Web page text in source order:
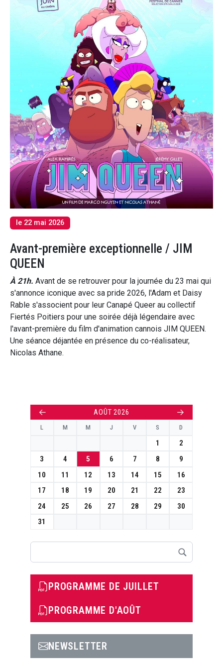
le 22 mai 2026
Avant-première exceptionnelle / JIM
QUEEN
À 21h. Avant de se retrouver pour la journée du 23 mai qui
s'annonce iconique avec sa pride 2026, l'Adam et Daisy
Rable s'associent pour leur Canapé Queer au collectif
Fiertés Poitiers pour une soirée déjà légendaire avec
l'avant-première du film d'animation cannois JIM QUEEN.
Une séance déjantée en présence du co-réalisateur,
Nicolas Athane.
← AOÛT 2026 →
L M M J V S D
1
2
3
4 5 6 7 8
9
10
11 12 13 14 15
16
17
18 19 20 21 22
23
24
25 26 27 28 29
30
31
PROGRAMME DE JUILLET
PROGRAMME D'AOÛT
NEWSLETTER